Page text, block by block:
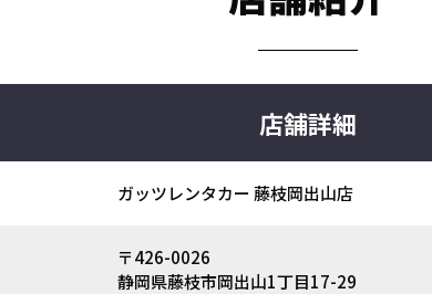
店舗詳細
ガッツレンタカー 藤枝岡出山店
〒426-0026
静岡県藤枝市岡出山1丁目17-29